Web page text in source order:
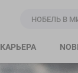
НОБЕЛЬ В
КАРЬЕРА